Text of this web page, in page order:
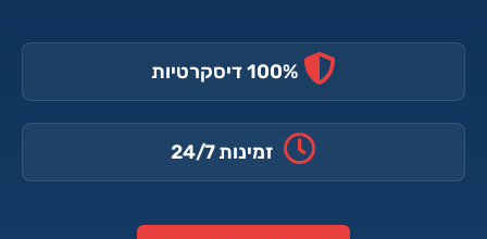
100% דיסקרטיות
זמינות 24/7